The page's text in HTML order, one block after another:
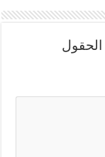
الحقول